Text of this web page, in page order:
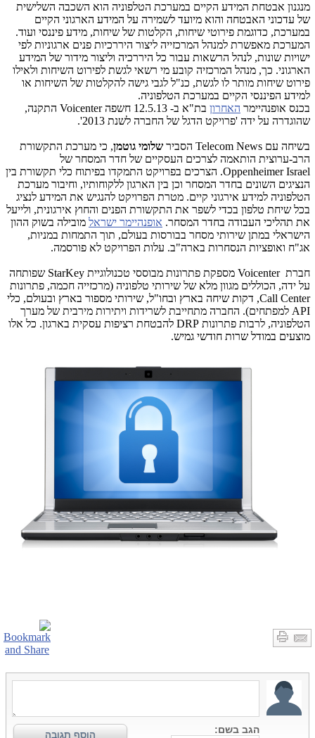
מנגנון אבטחת המידע הקיים במערכת הטלפוניה הוא השכבה השלישית
של עדכוני האבטחה והוא מיועד לשמירה על המידע הארגוני הקיים
במערכת, כדוגמת פירוטי שיחות, הקלטות של שיחות, מידע פיננסי ועוד.
המערכת מאפשרת למנהל המרכזייה ליצור היררכיות פנים ארגוניות לפי
ישויות שונות, לנהל הרשאות עבור כל היררכיה וליצור מידור של המידע
הארגוני. כך, מנהל המרכזיה קובע מי רשאי לגשת לפירוט השיחות ולאילו
פירוט שיחות מותר לו לגשת, כנ"ל לגבי גישה להקלטות של השיחות או
למידע הפיננסי הקיים במערכת הטלפוניה.
בכנס אופנהיימר האחרון בת"א ב- 12.5.13 חשפה Voicenter התקנה,
שהוגדרה על ידה 'פרויקט הדגל של החברה לשנת 2013'.
בשיחה עם Telecom News הסביר שלומי גוטמן, כי מערכת התקשורת
הרב-ערוצית הותאמה לצרכים העסקיים של חדר המסחר של
Oppenheimer Israel. הצרכים בפרויקט התמקדו בפיתוח כלי תקשורת בין
הנציגים השונים בחדר המסחר וכן בין הארגון ללקוחותיו, וחיבור מערכת
הטלפוניה למידע אירגוני קיים. מטרת הפרויקט להנגיש את המידע לנציג
בכל שיחת טלפון בכדי לשפר את התקשורת הפנים והחוץ אירגונית, ולייעל
את תהליכי העבודה בחדר המסחר. אופנהיימר ישראל מובילה בשוק ההון
הישראלי במתן שירותי מסחר בבורסות בעולם, תוך התמחות במניות,
אג"ח ואופציות הנסחרות בארה"ב. עלות הפרויקט לא פורסמה.
חברת Voicenter מספקת פתרונות מבוססי טכנולוגיית StarKey שפותחה
על ידה, הכוללים מגוון מלא של שירותי טלפוניה (מרכזייה חכמה, פתרונות
Call Center, דקות שיחה בארץ ובחו"ל, שירותי מספור בארץ ובעולם, כלי
API למפתחים). החברה מתחייבת לשרידות ויתירות מירבית של מערך
הטלפוניה, לרבות פתרונות DRP להבטחת רציפות עסקית בארגון. כל אלו
מוצעים במודל שרות חודשי גמיש.